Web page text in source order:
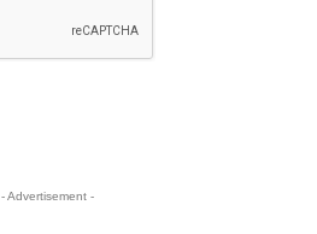
- Advertisement -